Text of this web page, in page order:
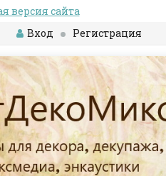
версия сайта
Вход Регистрация